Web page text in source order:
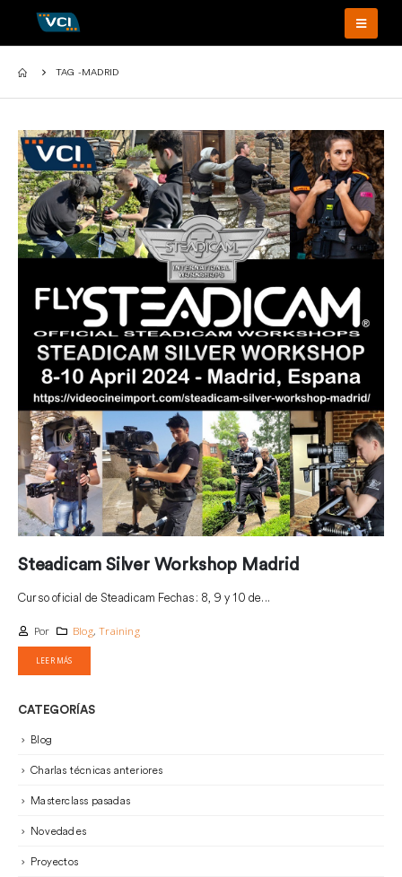
TAG -MADRID
Steadicam Silver Workshop Madrid
Curso oficial de Steadicam Fechas: 8, 9 y 10 de...
Por Blog,Training
LEER MÁS
CATEGORÍAS
Blog
Charlas técnicas anteriores
Masterclass pasadas
Novedades
Proyectos